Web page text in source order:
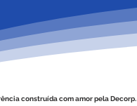
construída com amor pela Decorp.